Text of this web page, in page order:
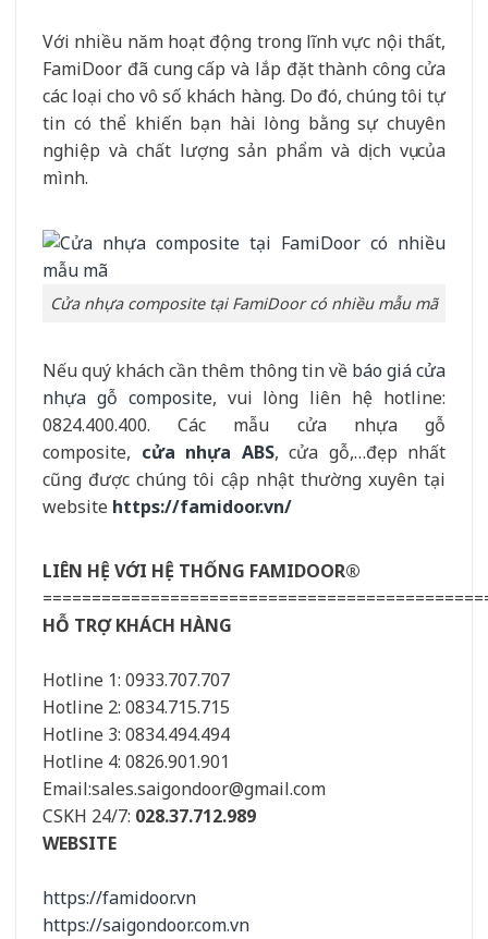
Với nhiều năm hoạt động trong lĩnh vực nội thất,
FamiDoor đã cung cấp và lắp đặt thành công cửa
các loại cho vô số khách hàng. Do đó, chúng tôi tự
tin có thể khiến bạn hài lòng bằng sự chuyên
nghiệp và chất lượng sản phẩm và dịch vụ của
mình.
Cửa nhựa composite tại FamiDoor có nhiều mẫu mã
Nếu quý khách cần thêm thông tin về báo giá cửa
nhựa gỗ composite, vui lòng liên hệ hotline:
0824.400.400. Các mẫu cửa nhựa gỗ
composite, cửa nhựa ABS, cửa gỗ,…đẹp nhất
cũng được chúng tôi cập nhật thường xuyên tại
website https://famidoor.vn/
LIÊN HỆ VỚI HỆ THỐNG FAMIDOOR®
HỖ TRỢ KHÁCH HÀNG
Hotline 1: 0933.707.707
Hotline 2: 0834.715.715
Hotline 3: 0834.494.494
Hotline 4: 0826.901.901
Email:sales.saigondoor@gmail.com
CSKH 24/7: 028.37.712.989
WEBSITE
https://famidoor.vn
https://saigondoor.com.vn